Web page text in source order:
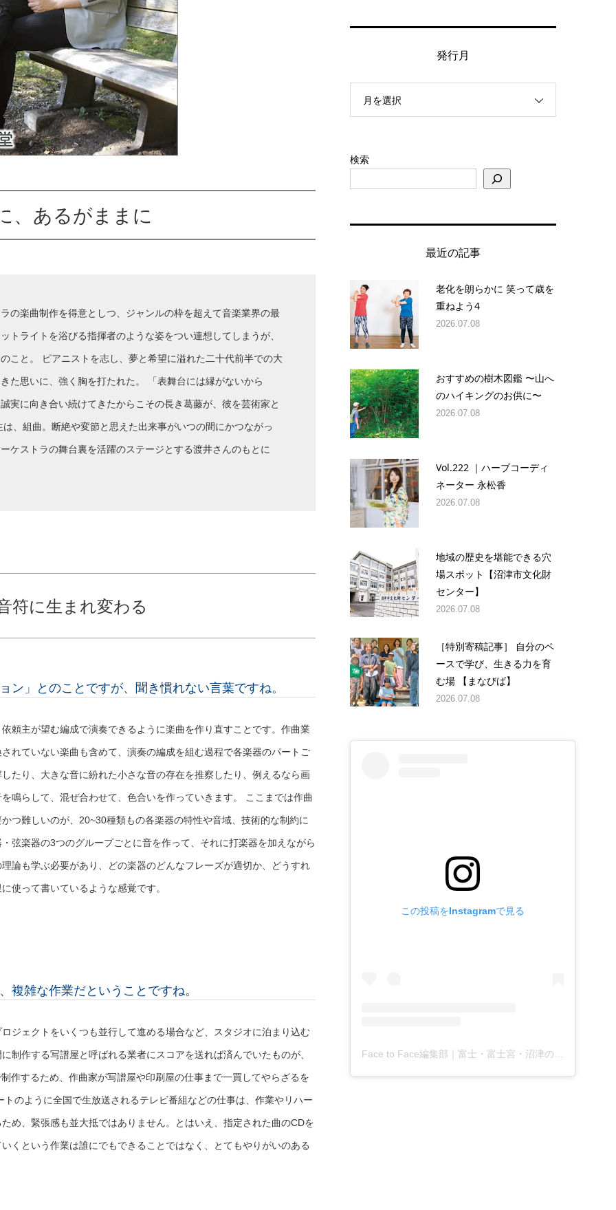
、あるがままに
の楽曲制作を得意としつ、ジャンルの枠を超えて音楽業界の最
トライトを浴びる指揮者のような姿をつい連想してしまうが、
こと。 ピアニストを志し、夢と希望に溢れた二十代前半での大
た思いに、強く胸を打たれた。 「表舞台には縁がないから
に向き合い続けてきたからこその長き葛藤が、彼を芸術家と
、組曲。断絶や変節と思えた出来事がいつの間にかつながっ
ケストラの舞台裏を活躍のステージとする渡井さんのもとに
符に生まれ変わる
」とのことですが、聞き慣れない言葉ですね。
頼主が望む編成で演奏できるように楽曲を作り直すことです。作曲業
れていない楽曲も含めて、演奏の編成を組む過程で各楽器のパートご
たり、大きな音に紛れた小さな音の存在を推察したり、例えるなら画
鳴らして、混ぜ合わせて、色合いを作っていきます。 ここまでは作曲
つ難しいのが、20~30種類もの各楽器の特性や音域、技術的な制約に
弦楽器の3つのグループごとに音を作って、それに打楽器を加えながら
論も学ぶ必要があり、どの楽器のどんなフレーズが適切か、どうすれ
使って書いているような感覚です。
複雑な作業だということですね。
ジェクトをいくつも並行して進める場合など、スタジオに泊まり込む
制作する写譜屋と呼ばれる業者にスコアを送れば済んでいたものが、
作するため、作曲家が写譜屋や印刷屋の仕事まで一買してやらざるを
のように全国で生放送されるテレビ番組などの仕事は、作業やリハー
め、緊張感も並大抵ではありません。とはいえ、指定された曲のCDを
くという作業は誰にでもできることではなく、とてもやりがいのある
発行月
月を選択
検索
最近の記事
老化を朗らかに 笑って歳を
重ねよう4
2026.07.08
おすすめの樹木図鑑 〜山へ
のハイキングのお供に〜
2026.07.08
Vol.222 ｜ハーブコーディ
ネーター 永松香
2026.07.08
地域の歴史を堪能できる穴
場スポット【沼津市文化財
センター】
2026.07.08
［特別寄稿記事］ 自分のペ
ースで学び、生きる力を育
む場 【まなびば】
2026.07.08
この投稿をInstagramで見る